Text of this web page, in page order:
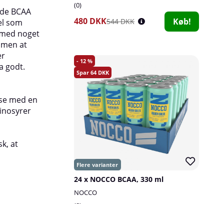
0
480 DKK544 DKK Køb!
12
64
24 x NOCCO BCAA, 330 ml
NOCCO
BCAA
som
noget
at
godt.
med en
at
NOCCO BCAA indeholder 180 mg koffein pr.
ikke bør indtages for tæt på sengetid, da
Hvorfor NOCCO BCAA?
Fordelene vedNOCCO
topklasse sammensætning med både koffein
samt BCAA, deres smagsvarianter er også i
konstant nye smage, så der er ingen risiko
træt af det! Den er også let brusende og fri